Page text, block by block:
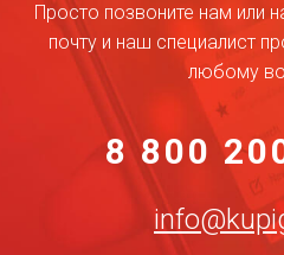
Просто позвоните нам или
почту и наш специалист
любому
8 800